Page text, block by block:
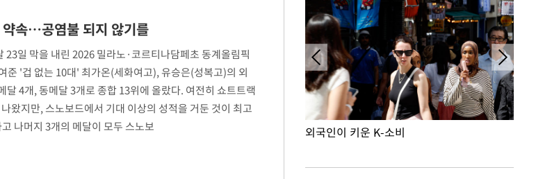
속…공염불 되지 않기를
일 막을 내린 2026 밀라노·코르티나담페초 동계올림픽
준 '겁 없는 10대' 최가온(세화여고), 유승은(성복고)의 외
4개, 동메달 3개로 종합 13위에 올랐다. 여전히 쇼트트랙
왔지만, 스노보드에서 기대 이상의 성적을 거둔 것이 최고
나머지 3개의 메달이 모두 스노보
들끓는 한반도 외국인이 키운 K-소비